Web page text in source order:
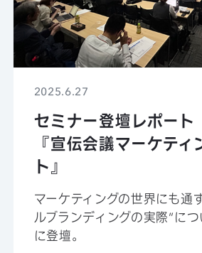
2025.6.27
セミナー登壇レポート
『宣伝会議マーケティ
ト』
マーケティングの世界にも通
ルブランディングの実際”に
に登壇。